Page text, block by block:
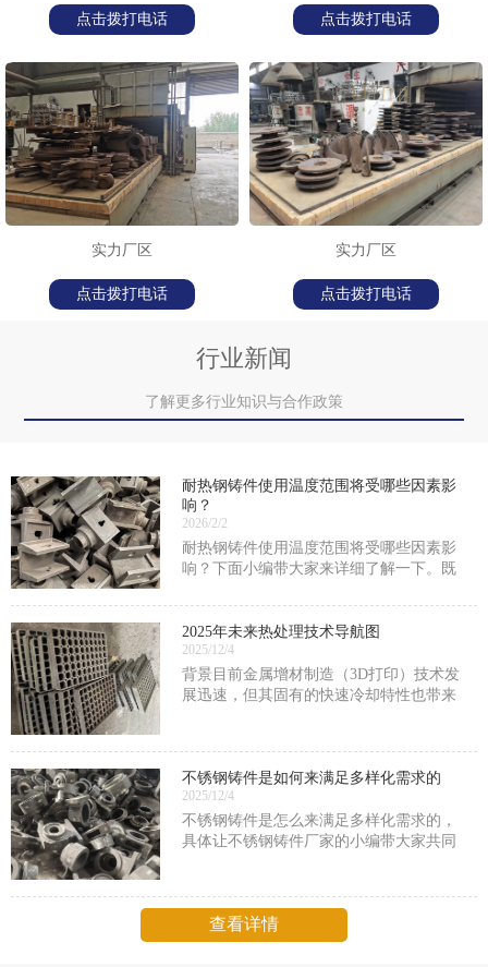
点击拨打电话 点击拨打电话
实力厂区
点击拨打电话
实力厂区
点击拨打电话
行业新闻
了解更多行业知识与合作政策
耐热钢铸件使用温度范围将受哪些因素影
响？
2026/2/2
耐热钢铸件使用温度范围将受哪些因素影
响？下面小编带大家来详细了解一下。既
耐热性能一定是很厉害的，但具体能够承
受多高的一个温度也会受到很多因素的限
制，包括耐热钢铸件的
2025年未来热处理技术导航图
2025/12/4
背景目前金属增材制造（3D打印）技术发
展迅速，但其固有的快速冷却特性也带来
速凝固形成的非平衡组织，消除缺陷、优
化相组成。关键技术
不锈钢铸件是如何来满足多样化需求的
2025/12/4
不锈钢铸件是怎么来满足多样化需求的，
具体让不锈钢铸件厂家的小编带大家共同
性、灵活的制造工艺、广泛的应用领域以
及可定制化的服务。以下
查看详情